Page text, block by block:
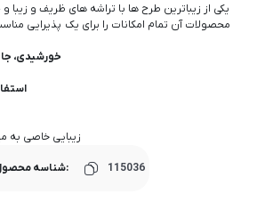
یکی از زیباترین طرح ها با تراشه های ظریف و زیبا
محصولات آن تمام امکانات را برای یک پذیرایی
خورشیدی،
زیبایی خاصی به
شناسه محصول: 115036